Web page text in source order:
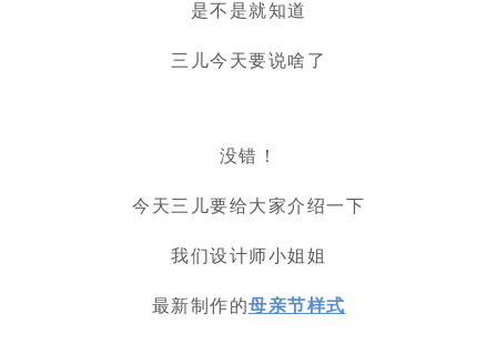
是不是就知道
三儿今天要说啥了
没错！
今天三儿要给大家介绍一下
我们设计师小姐姐
最新制作的母亲节样式